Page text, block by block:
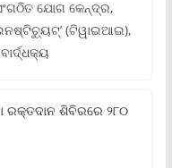
ଯୋଗ କେନ୍ଦ୍ର,
(ଟିୱାଇଆଇ),
ଶିବିରରେ ୨୮୦